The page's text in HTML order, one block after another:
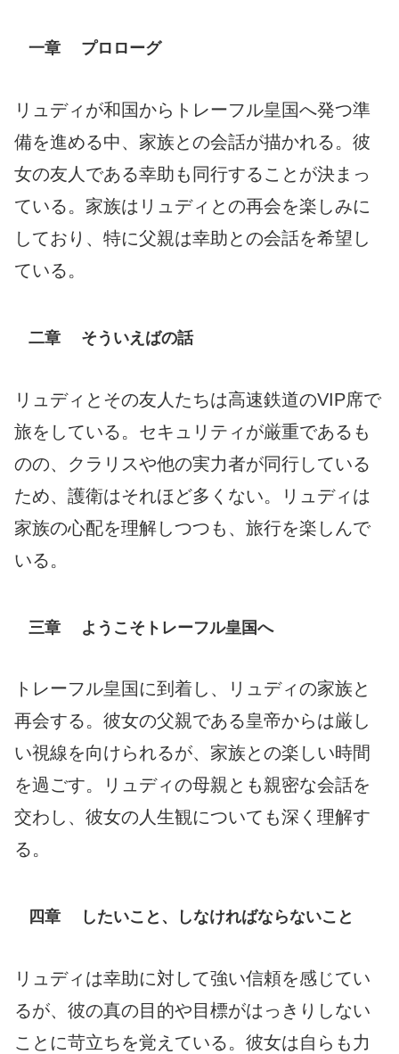
一章 プロローグ
リュディが和国からトレーフル皇国へ発つ準
備を進める中、家族との会話が描かれる。彼
女の友人である幸助も同行することが決まっ
ている。家族はリュディとの再会を楽しみに
しており、特に父親は幸助との会話を希望し
ている。
二章 そういえばの話
リュディとその友人たちは高速鉄道のVIP席で
旅をしている。セキュリティが厳重であるも
のの、クラリスや他の実力者が同行している
ため、護衛はそれほど多くない。リュディは
家族の心配を理解しつつも、旅行を楽しんで
いる。
三章 ようこそトレーフル皇国へ
トレーフル皇国に到着し、リュディの家族と
再会する。彼女の父親である皇帝からは厳し
い視線を向けられるが、家族との楽しい時間
を過ごす。リュディの母親とも親密な会話を
交わし、彼女の人生観についても深く理解す
る。
四章 したいこと、しなければならないこと
リュディは幸助に対して強い信頼を感じてい
るが、彼の真の目的や目標がはっきりしない
ことに苛立ちを覚えている。彼女は自らも力